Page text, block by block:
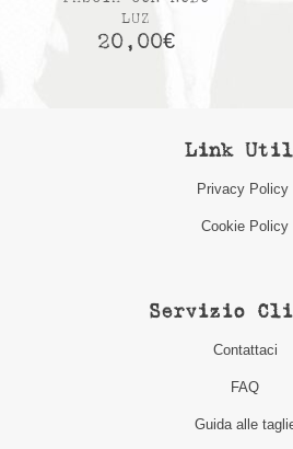
LUZ
20,00€
Link
Privacy Policy
Cookie Policy
Servizio
Contattaci
FAQ
Guida alle